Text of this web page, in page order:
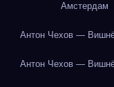
Амстердам
Антон Чехов —
Антон Чехов —